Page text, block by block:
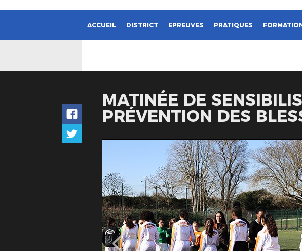
ACCUEIL DISTRICT EPREUVES PRATIQUES
MATINÉE DE
PRÉVENTION DES